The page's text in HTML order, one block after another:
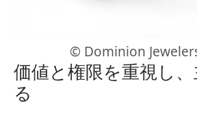
© Dominion
価値と権限を重視し
る